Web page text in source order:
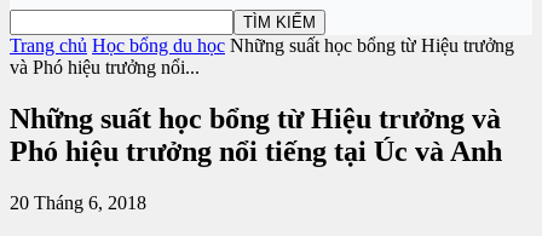
Trang chủ Học bổng du học Những suất học bổng từ Hiệu trưởng
và Phó hiệu trưởng nổi...
Những suất học bổng từ Hiệu trưởng và
Phó hiệu trưởng nổi tiếng tại Úc và Anh
20 Tháng 6, 2018